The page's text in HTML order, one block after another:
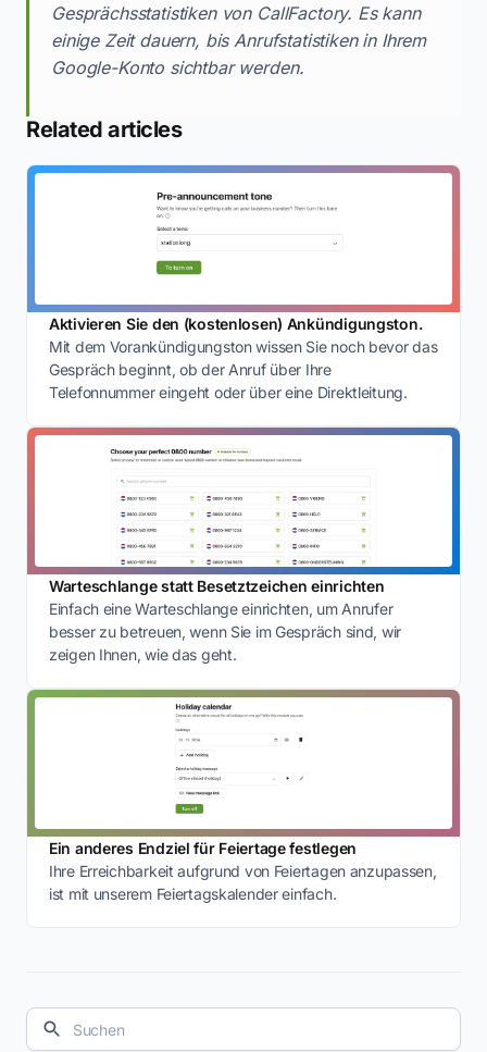
Gesprächsstatistiken von CallFactory. Es kann
einige Zeit dauern, bis Anrufstatistiken in Ihrem
Google-Konto sichtbar werden.
Related articles
Aktivieren Sie den (kostenlosen) Ankündigungston.
Mit dem Vorankündigungston wissen Sie noch bevor das
Gespräch beginnt, ob der Anruf über Ihre
Telefonnummer eingeht oder über eine Direktleitung.
Warteschlange statt Besetztzeichen einrichten
Einfach eine Warteschlange einrichten, um Anrufer
besser zu betreuen, wenn Sie im Gespräch sind, wir
zeigen Ihnen, wie das geht.
Ein anderes Endziel für Feiertage festlegen
Ihre Erreichbarkeit aufgrund von Feiertagen anzupassen,
ist mit unserem Feiertagskalender einfach.